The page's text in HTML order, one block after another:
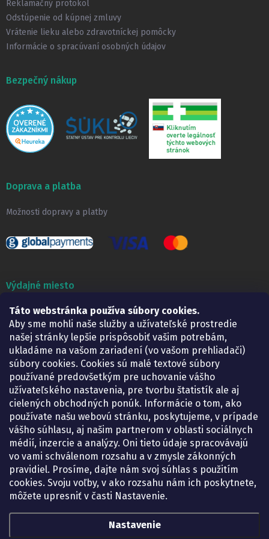
Táto webstránka používa súbory cookies.
Aby sme mohli naše služby a užívateľské prostredie
našej stránky lepšie prispôsobiť vašim potrebám,
ukladáme na vašom zariadení (vo vašom prehliadači)
súbory cookies. Cookies sú malé textové súbory
používané predovšetkým pre uchovanie vášho
užívateľského nastavenia, pre tvorbu štatistík ale aj
cielených obchodných ponúk. Informácie o tom, ako
používate našu webovú stránku, poskytujeme, v prípade
vášho súhlasu, aj našim partnerom v oblasti sociálnych
médií, inzercie a analýzy. Oni tieto údaje spracovávajú
vo vami schválenom rozsahu a v zmysle zákonných
pravidiel. Prosíme, dajte nám svoj súhlas s použitím
cookies. Svoju voľby, v ako rozsahu nám ich poskytnete,
môžete upresniť v časti Nastavenie.
Nastavenie
Reklamačný protokol
Odstúpenie od kúpnej zmluvy
Vrátenie lieku alebo zdravotníckej pomôcky
Informácie o spracúvaní osobných údajov
Bezpečný nákup
Doprava a platba
Možnosti dopravy a platby
Výdajné miesto
Lekáreň ADONAI
Košice – Smetanova 2
Pondelok:
07.30 – 15.30 h.
Utorok:
07.30 – 16.00 h.
Streda:
07.30 – 16.00 h.
Štvrtok:
07.30 – 15.30 h.
Piatok:
07.30 – 15.30 h.
KONTAKT
eshop@lekarenadonai.sk
+421 948 203 203
Nájdete nás na Facebooku.
lekarenadonai/